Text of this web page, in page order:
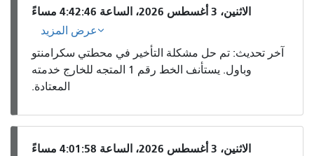
الاثنين، 3 أغسطس 2026، الساعة 4:42:46 مساءً
عرض المزيد
آخر تحديث: تم حل مشكلة التأخير في محطتي سكرامنتو
وباول. يستأنف الخط رقم 1 المتجه للخارج خدمته
المعتادة.
الاثنين، 3 أغسطس 2026، الساعة 4:01:58 مساءً